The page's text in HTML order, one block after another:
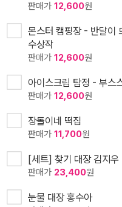
판매가 12,600원
몬스터 캠핑장 - 반달이
수상작
판매가 12,600원
아이스크림 탐정 - 부스
판매가 12,600원
장돌이네 떡집
판매가 11,700원
[세트] 찾기 대장 김지
판매가 23,400원
눈물 대장 홍수아